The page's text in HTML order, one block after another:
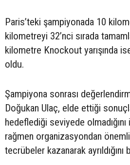
Paris’teki şampiyonada 10
kilometreyi 32’nci sırada
kilometre Knockout yarışında
oldu.
Şampiyona sonrası
Doğukan Ulaç, elde ettiği
hedeflediği seviyede
rağmen organizasyondan
tecrübeler kazanarak ayrıldığını